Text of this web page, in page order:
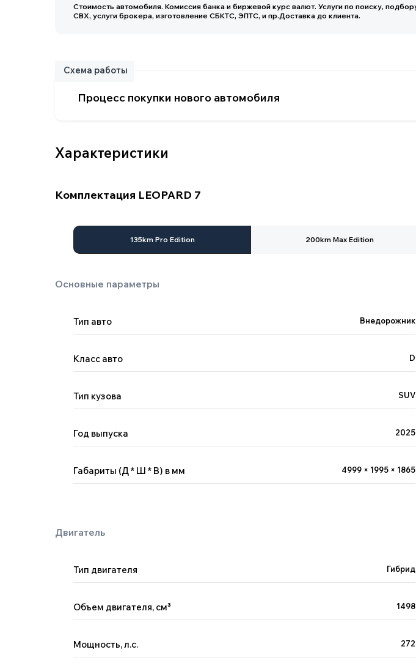
Схема работы
Характеристики
135km Pro Edition 200km Max Edition
Основные параметры
Тип авто Внедорожник
Класс авто D
Тип кузова SUV
Год выпуска 2025
Габариты (Д * Ш * В) в мм 4999 × 1995 × 1865
Тип двигателя Гибрид
Объем двигателя, см³ 1498
Мощность, л.с. 272